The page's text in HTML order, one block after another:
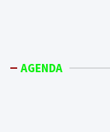
AGENDA